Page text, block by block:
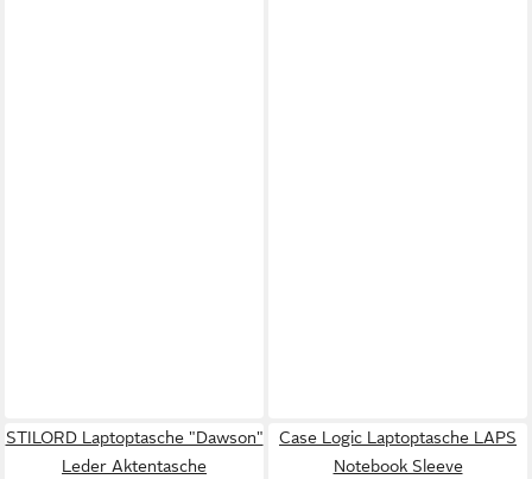
STILORD Laptoptasche "Dawson"
Leder Aktentasche
Case Logic Laptoptasche LAPS
Notebook Sleeve